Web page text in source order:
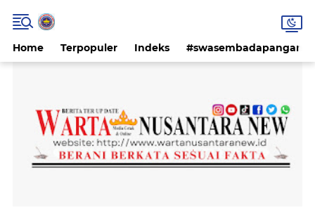
Home Terpopuler Indeks #swasembadapangan